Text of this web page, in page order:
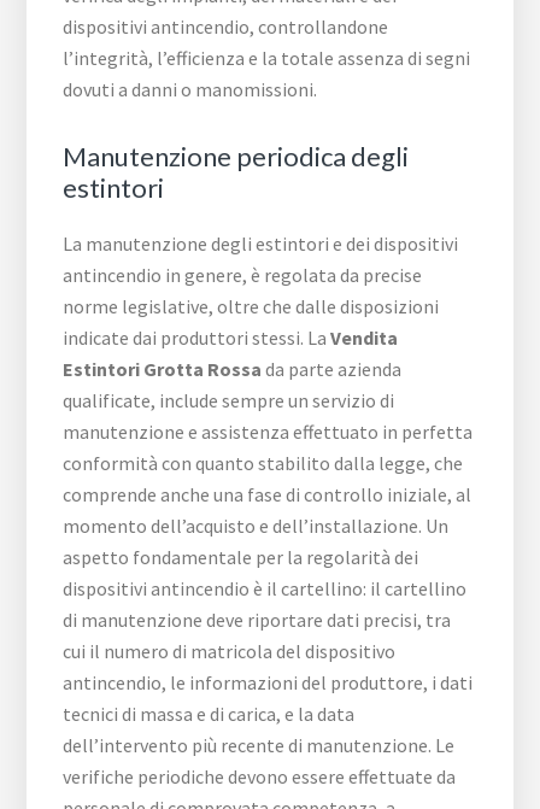
dispositivi antincendio, controllandone
l’integrità, l’efficienza e la totale assenza di segni
dovuti a danni o manomissioni.
Manutenzione periodica degli
estintori
La manutenzione degli estintori e dei dispositivi
antincendio in genere, è regolata da precise
norme legislative, oltre che dalle disposizioni
indicate dai produttori stessi. LaVendita
Estintori Grotta Rossa da parte azienda
qualificate, include sempre un servizio di
manutenzione e assistenza effettuato in perfetta
conformità con quanto stabilito dalla legge, che
comprende anche una fase di controllo iniziale, al
momento dell’acquisto e dell’installazione. Un
aspetto fondamentale per la regolarità dei
dispositivi antincendio è il cartellino: il cartellino
di manutenzione deve riportare dati precisi, tra
cui il numero di matricola del dispositivo
antincendio, le informazioni del produttore, i dati
tecnici di massa e di carica, e la data
dell’intervento più recente di manutenzione. Le
verifiche periodiche devono essere effettuate da